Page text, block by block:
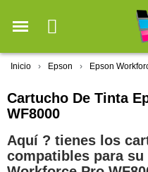
Inicio Epson Epson
Cartucho De Tinta
WF8000
Aquí ? tienes los
compatibles para su